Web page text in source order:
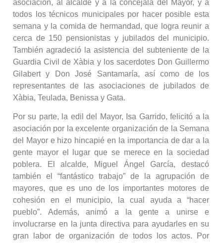
asociación, al alcalde y a la concejala del Mayor, y a
todos los técnicos municipales por hacer posible esta
semana y la comida de hermandad, que logra reunir a
cerca de 150 pensionistas y jubilados del municipio.
También agradeció la asistencia del subteniente de la
Guardia Civil de Xàbia y los sacerdotes Don Guillermo
Gilabert y Don José Santamaría, así como de los
representantes de las asociaciones de jubilados de
Xàbia, Teulada, Benissa y Gata.
Por su parte, la edil del Mayor, Isa Garrido, felicitó a la
asociación por la excelente organización de la Semana
del Mayor e hizo hincapié en la importancia de dar a la
gente mayor el lugar que se merece en la sociedad
poblera. El alcalde, Miguel Ángel García, destacó
también el “fantástico trabajo” de la agrupación de
mayores, que es uno de los importantes motores de
cohesión en el municipio, la cual ayuda a “hacer
pueblo”. Además, animó a la gente a unirse e
involucrarse en la junta directiva para ayudarles en su
gran labor de organización de todos los actos. Por